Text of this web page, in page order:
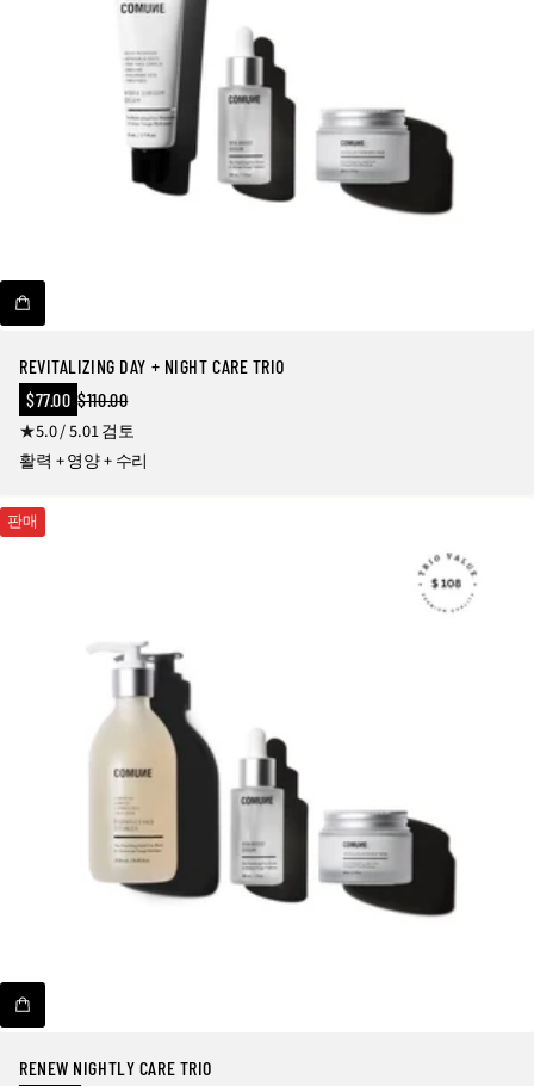
REVITALIZING DAY + NIGHT CARE TRIO
판
매
가
격
$77.00 정
상
가
$110.00
5.0 / 5.01 검토
총
활력 + 영양 + 수리
판매
RENEW NIGHTLY CARE TRIO